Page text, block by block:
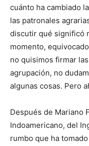
cuánto ha cambiado
las patronales
discutir qué significó
momento,
no quisimos firmar
agrupación, no
algunas cosas. Pero
Después de Mariano
Indoamericano, del
rumbo que ha